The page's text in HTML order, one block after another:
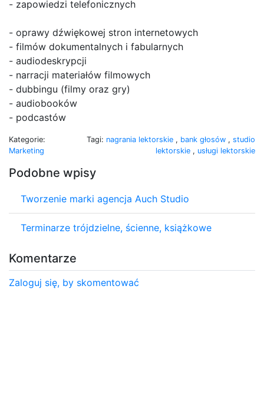
- zapowiedzi telefonicznych
- oprawy dźwiękowej stron internetowych
- filmów dokumentalnych i fabularnych
- audiodeskrypcji
- narracji materiałów filmowych
- dubbingu (filmy oraz gry)
- audiobooków
- podcastów
Kategorie:
Marketing
Tagi: nagrania lektorskie , bank głosów , studio
lektorskie , usługi lektorskie
Podobne wpisy
Tworzenie marki agencja Auch Studio
Terminarze trójdzielne, ścienne, książkowe
Komentarze
Zaloguj się, by skomentować